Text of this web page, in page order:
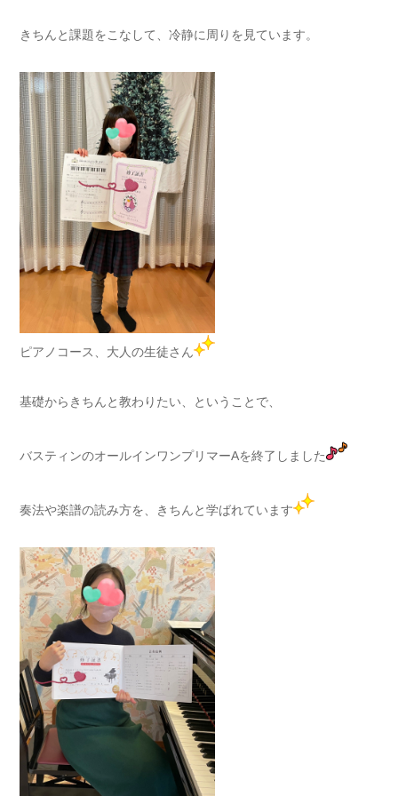
きちんと課題をこなして、冷静に周りを見ています。
ピアノコース、大人の生徒さん
基礎からきちんと教わりたい、ということで、
バスティンのオールインワンプリマーAを終了しました
奏法や楽譜の読み方を、きちんと学ばれています